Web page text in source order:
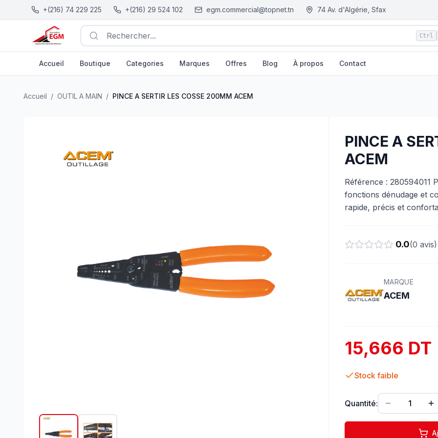
+(216) 74 229 225 +(216) 29 524 102 egm.commercial@topnet.tn 74 Av. d'Algérie, Sfax
Rechercher... Ctrl
Accueil Boutique Categories Marques Offres Blog À propos Contact
Accueil / OUTIL A MAIN / PINCE A SERTIR LES COSSE 200MM ACEM
PINCE A
ACEM
Référence : 280594011
fonctions dénudage et
rapide, précis et
0.0(0 avis)
MARQUE
ACEM
15,666 DT
Stock faible
Quantité: 1